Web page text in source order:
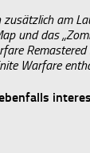
zusätzlich am
und das
Warfare